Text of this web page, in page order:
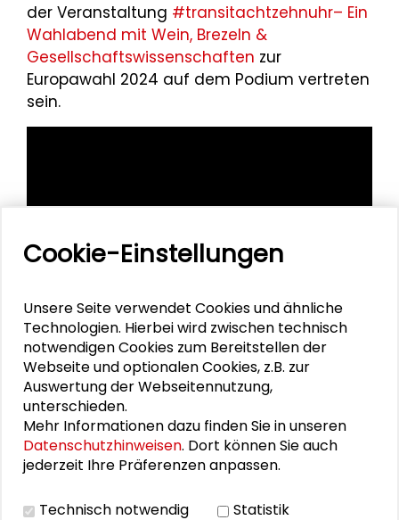
der Veranstaltung #transitachtzehnuhr– Ein
Wahlabend mit Wein, Brezeln &
Gesellschaftswissenschaften zur
Europawahl 2024 auf dem Podium vertreten
sein.
Personen im Kontext
Jörg Mattutat
Tobias Robischon
Cookie-Einstellungen
Unsere Seite verwendet Cookies und ähnliche
Technologien. Hierbei wird zwischen technisch
notwendigen Cookies zum Bereitstellen der
Webseite und optionalen Cookies, z.B. zur
Auswertung der Webseitennutzung,
unterschieden.
Mehr Informationen dazu finden Sie in unseren
Datenschutzhinweisen. Dort können Sie auch
jederzeit Ihre Präferenzen anpassen.
Technisch notwendig Statistik